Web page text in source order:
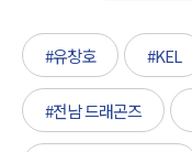
#유창호 #KEL
#전남 드래곤즈